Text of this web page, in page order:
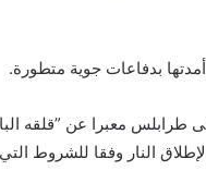
بدفاعات جوية متطورة.
طرابلس معبرا عن ”قلقه
النار وفقا للشروط